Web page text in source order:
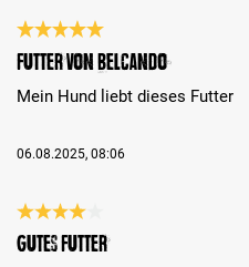
Review with rating of 5 out of 5
Futter von Belcando
Mein Hund liebt dieses Futter
06.08.2025, 08:06
Review with rating of 4 out of 5
Gutes Futter